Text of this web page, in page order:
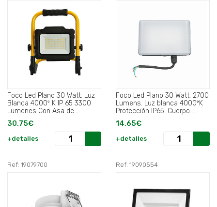
Foco Led Plano 30 Watt. Luz
Blanca 4000º K IP 65 3300
Lumenes Con Asa de
Transporte.
30,75€
+detalles
Foco Led Plano 30 Watt. 2700
Lumens. Luz blanca 4000ºK
Protección IP65. Cuerpo
Aluminio.
14,65€
+detalles
Ref: 19079700 Ref: 19090554